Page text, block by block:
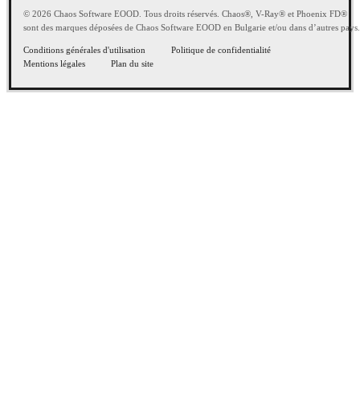
© 2026 Chaos Software EOOD. Tous droits réservés. Chaos®, V-Ray® et Phoenix FD®
sont des marques déposées de Chaos Software EOOD en Bulgarie et/ou dans d’autres pays.
Conditions générales d'utilisation
Politique de confidentialité
Mentions légales
Plan du site